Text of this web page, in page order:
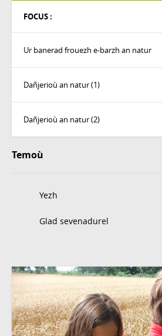
FOCUS :
Ur banerad frouezh e-barzh an natur
Dañjerioù an natur (1)
Dañjerioù an natur (2)
Temoù
Yezh
Glad sevenadurel